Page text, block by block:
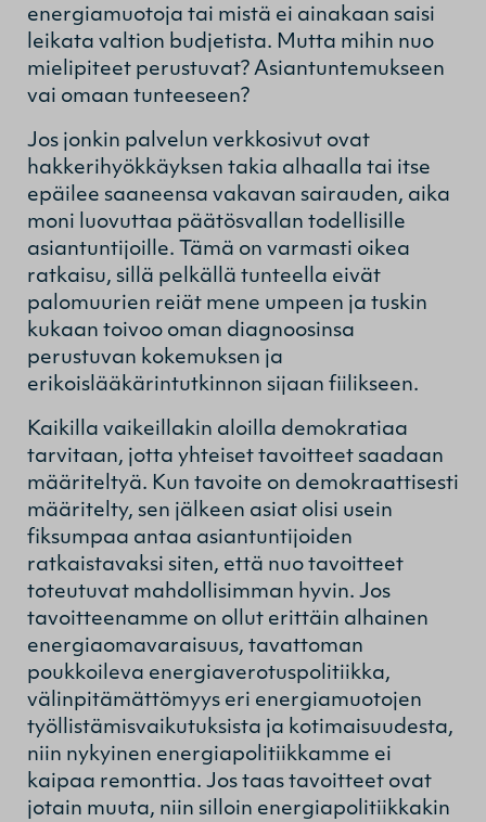
energiamuotoja tai mistä ei ainakaan saisi
leikata valtion budjetista. Mutta mihin nuo
mielipiteet perustuvat? Asiantuntemukseen
vai omaan tunteeseen?
Jos jonkin palvelun verkkosivut ovat
hakkerihyökkäyksen takia alhaalla tai itse
epäilee saaneensa vakavan sairauden, aika
moni luovuttaa päätösvallan todellisille
asiantuntijoille. Tämä on varmasti oikea
ratkaisu, sillä pelkällä tunteella eivät
palomuurien reiät mene umpeen ja tuskin
kukaan toivoo oman diagnoosinsa
perustuvan kokemuksen ja
erikoislääkärintutkinnon sijaan fiilikseen.
Kaikilla vaikeillakin aloilla demokratiaa
tarvitaan, jotta yhteiset tavoitteet saadaan
määriteltyä. Kun tavoite on demokraattisesti
määritelty, sen jälkeen asiat olisi usein
fiksumpaa antaa asiantuntijoiden
ratkaistavaksi siten, että nuo tavoitteet
toteutuvat mahdollisimman hyvin. Jos
tavoitteenamme on ollut erittäin alhainen
energiaomavaraisuus, tavattoman
poukkoileva energiaverotuspolitiikka,
välinpitämättömyys eri energiamuotojen
työllistämisvaikutuksista ja kotimaisuudesta,
niin nykyinen energiapolitiikkamme ei
kaipaa remonttia. Jos taas tavoitteet ovat
jotain muuta, niin silloin energiapolitiikkakin